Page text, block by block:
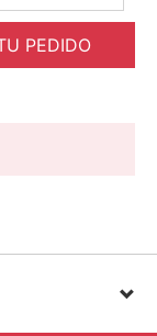
PEDIDO